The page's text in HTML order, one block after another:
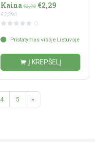
Kaina €2,89 €2,29
€2,29/l
0
Pristatymas visoje Lietuvoje
Į KREPŠELĮ
4 5 »